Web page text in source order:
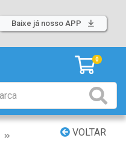
Baixe já nosso APP
0
VOLTAR